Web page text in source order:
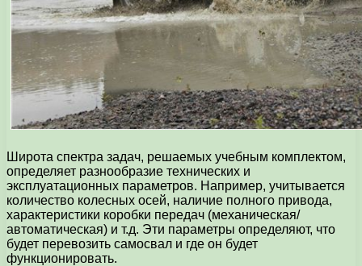
Широта спектра задач, решаемых учебным комплектом,
определяет разнообразие технических и
эксплуатационных параметров. Например, учитывается
количество колесных осей, наличие полного привода,
характеристики коробки передач (механическая/
автоматическая) и т.д. Эти параметры определяют, что
будет перевозить самосвал и где он будет
функционировать.